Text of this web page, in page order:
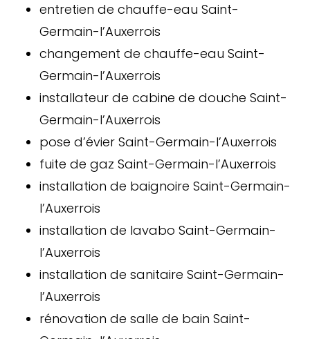
entretien de chauffe-eau Saint-
Germain-l’Auxerrois
changement de chauffe-eau Saint-
Germain-l’Auxerrois
installateur de cabine de douche Saint-
Germain-l’Auxerrois
pose d’évier Saint-Germain-l’Auxerrois
fuite de gaz Saint-Germain-l’Auxerrois
installation de baignoire Saint-Germain-
l’Auxerrois
installation de lavabo Saint-Germain-
l’Auxerrois
installation de sanitaire Saint-Germain-
l’Auxerrois
rénovation de salle de bain Saint-